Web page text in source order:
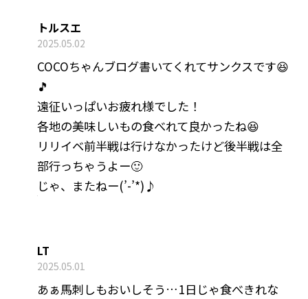
トルスエ
2025.05.02
COCOちゃんブログ書いてくれてサンクスです😆
🎵
遠征いっぱいお疲れ様でした！
各地の美味しいもの食べれて良かったね😆
リリイベ前半戦は行けなかったけど後半戦は全
部行っちゃうよー🙂
じゃ、またねー(’-’*)♪
LT
2025.05.01
あぁ馬刺しもおいしそう…1日じゃ食べきれな